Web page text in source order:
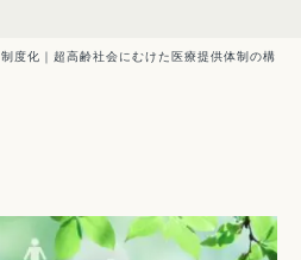
制度化｜超高齢社会にむけた医療提供体制の構